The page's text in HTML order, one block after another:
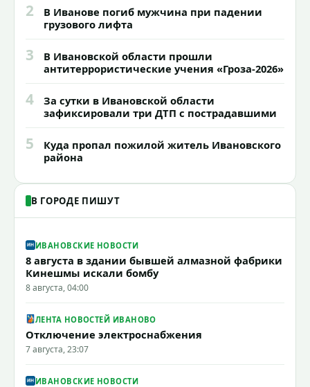
2
В Иванове погиб мужчина при падении
грузового лифта
3
В Ивановской области прошли
антитеррористические учения «Гроза-2026»
4
За сутки в Ивановской области
зафиксировали три ДТП с пострадавшими
5
Куда пропал пожилой житель Ивановского
района
В ГОРОДЕ ПИШУТ
ИВАНОВСКИЕ НОВОСТИ
8 августа в здании бывшей алмазной фабрики
Кинешмы искали бомбу
8 августа, 04:00
ЛЕНТА НОВОСТЕЙ ИВАНОВО
Отключение электроснабжения
7 августа, 23:07
ИВАНОВСКИЕ НОВОСТИ